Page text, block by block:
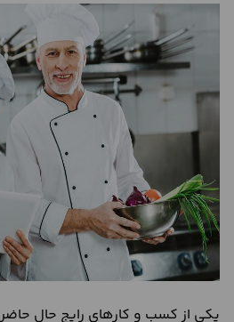
درباره
تماس
یکی از کسب و کارهای رایج حال